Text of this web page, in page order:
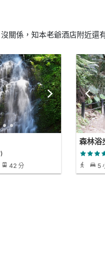
關係，知本老爺酒店附近還
42 分
森林浴
5